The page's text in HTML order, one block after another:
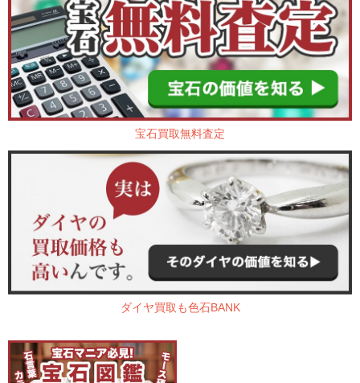
宝石買取無料査定
ダイヤ買取も色石BANK